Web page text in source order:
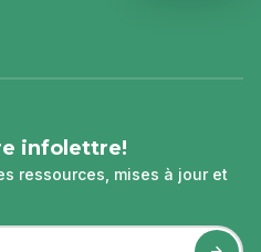
infolettre!
ressources, mises à jour et